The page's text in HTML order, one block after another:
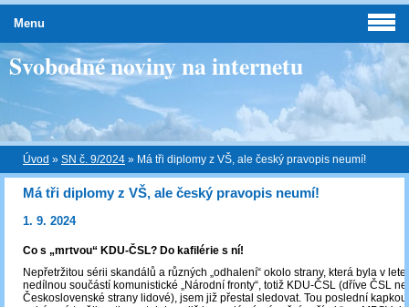
Svobodné noviny na internetu
Úvod » SN č. 9/2024 » Má tři diplomy z VŠ, ale český pravopis neumí!
Má tři diplomy z VŠ, ale český pravopis neumí!
1. 9. 2024
Co s „mrtvou“ KDU-ČSL? Do kafilérie s ní!
Nepřetržitou sérii skandálů a různých „odhalení“ okolo strany, která byla v
nedílnou součástí komunistické „Národní fronty“, totiž KDU-ČSL (dříve ČSL
Československé strany lidové), jsem již přestal sledovat. Tou poslední
Menu